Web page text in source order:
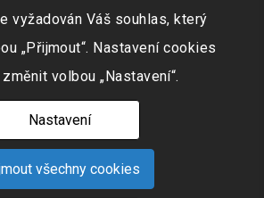
vyžadován Váš souhlas, který
„Přijmout“. Nastavení cookies
volbou „Nastavení“.
Nastavení
všechny cookies